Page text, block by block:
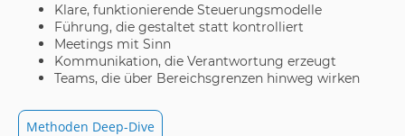
Klare, funktionierende Steuerungsmodelle
Führung, die gestaltet statt kontrolliert
Meetings mit Sinn
Kommunikation, die Verantwortung erzeugt
Teams, die über Bereichsgrenzen hinweg wirken
Methoden Deep-Dive